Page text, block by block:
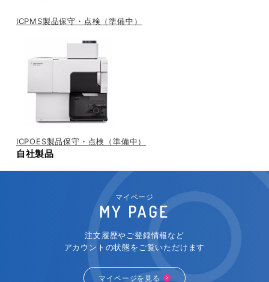
ICPMS製品保守・点検（準備中）
ICPOES製品保守・点検（準備中）
自社製品
マイページ
MY PAGE
注文履歴やご登録情報など
アカウントの状態をご覧いただけます
マイページを見る